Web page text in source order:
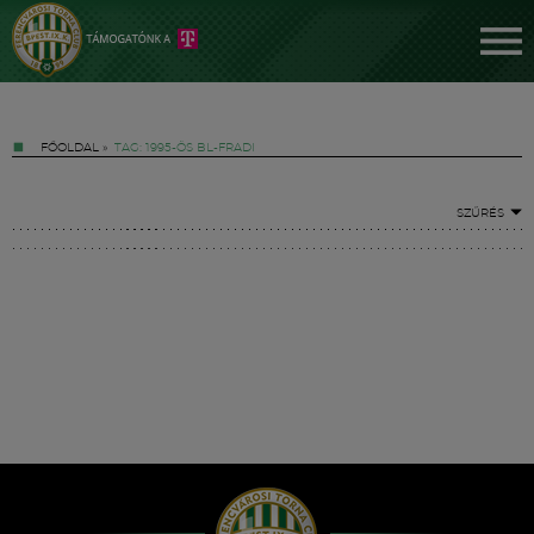
FŐOLDAL » TAG: 1995-ÖS BL-FRADI
SZŰRÉS
Hírek